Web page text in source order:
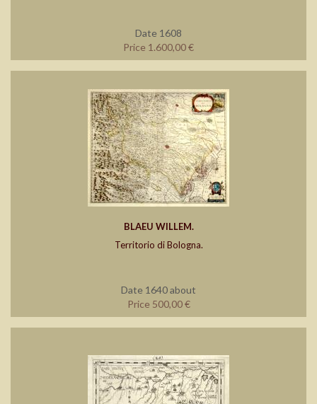
Date 1608
Price 1.600,00 €
BLAEU WILLEM.
Territorio di Bologna.
Date 1640 about
Price 500,00 €